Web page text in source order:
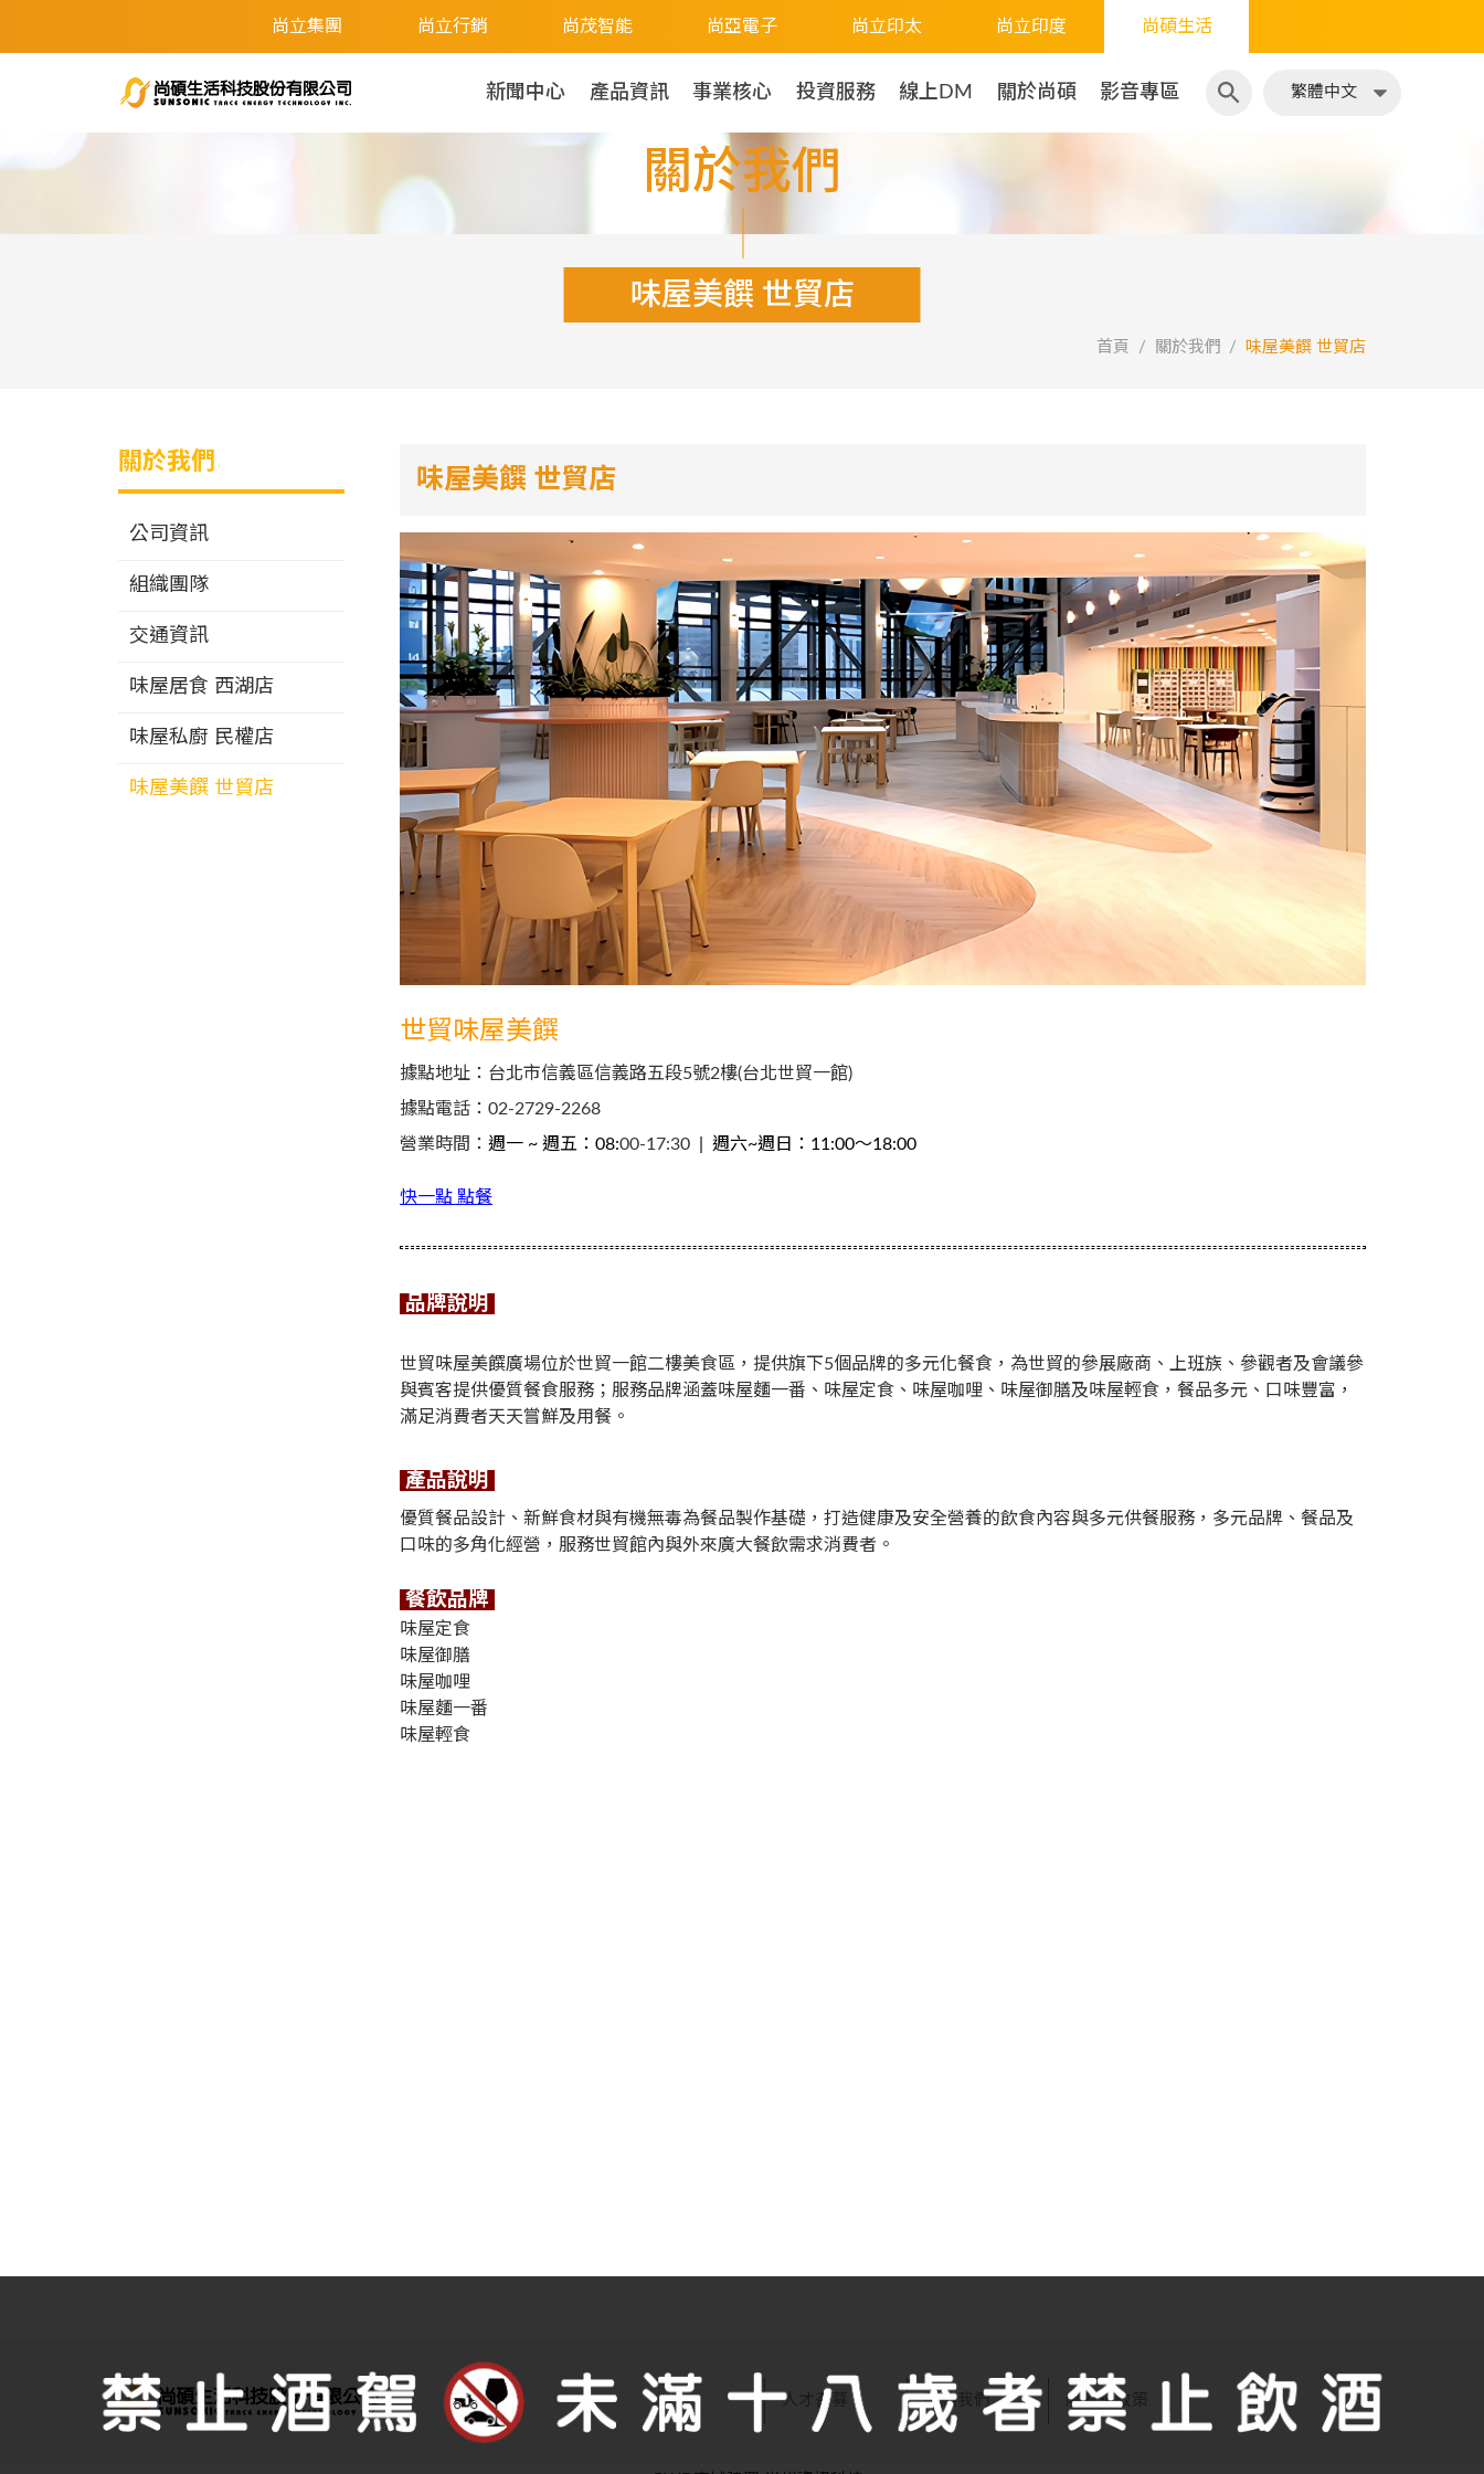
尚立集團 尚立行銷 尚茂智能 尚亞電子 尚立印太 尚立印度 尚碩生活
新聞中心 產品資訊 事業核心 投資服務 線上DM 關於尚碩 影音專區 繁體中文
關於我們
味屋美饌 世貿店
首頁 關於我們 味屋美饌 世貿店
關於我們
公司資訊
組織團隊
交通資訊
味屋居食 西湖店
味屋私廚 民權店
味屋美饌 世貿店
味屋美饌 世貿店
世貿味屋美饌
據點地址： 台北市信義區信義路五段5號2樓(台北世貿一館)
據點電話： 02-2729-2268
營業時間： 週一 ~ 週五： 08:00-17:30 | 週六~週日：11:00～18:00
快一點 點餐
品牌說明
世貿味屋美饌廣場位於世貿一館二樓美食區，提供旗下5個品牌的多元化餐食，為世貿的參展廠商、上班族、參觀者及會議參
與賓客提供優質餐食服務；服務品牌涵蓋味屋麵一番、味屋定食、味屋咖哩、味屋御膳及味屋輕食，餐品多元、口味豐富，
滿足消費者天天嘗鮮及用餐。
產品說明
優質餐品設計、新鮮食材與有機無毒為餐品製作基礎，打造健康及安全營養的飲食內容與多元供餐服務，多元品牌、餐品及
口味的多角化經營，服務世貿館內與外來廣大餐飲需求消費者。
餐飲品牌
味屋定食
味屋御膳
味屋咖哩
味屋麵一番
味屋輕食
人才召募 聯絡我們 隱私權政策